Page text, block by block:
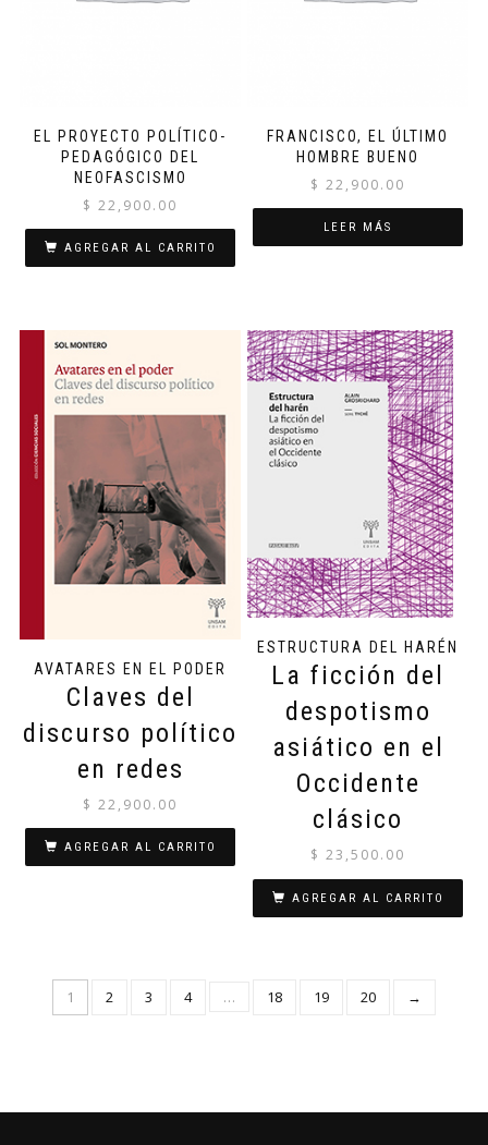
EL PROYECTO POLÍTICO-
PEDAGÓGICO DEL
NEOFASCISMO
$ 22,900.00
AGREGAR AL CARRITO
FRANCISCO, EL ÚLTIMO
HOMBRE BUENO
$ 22,900.00
LEER MÁS
AVATARES EN EL PODER
Claves del
discurso político
en redes
$ 22,900.00
AGREGAR AL CARRITO
ESTRUCTURA DEL HARÉN
La ficción del
despotismo
asiático en el
Occidente
clásico
$ 23,500.00
AGREGAR AL CARRITO
1 2 3 4 … 18 19 20 →